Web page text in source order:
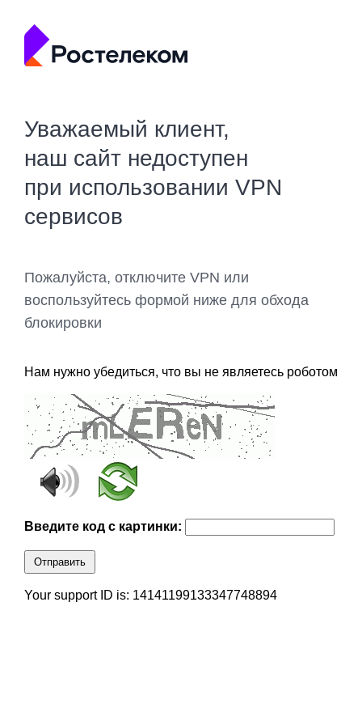
Уважаемый клиент,
наш сайт недоступен
при использовании VPN
сервисов
Пожалуйста, отключите VPN или
воспользуйтесь формой ниже для обхода
блокировки
Нам нужно убедиться, что вы не являетесь роботом
Введите код с картинки:
Отправить
Your support ID is: 14141199133347748894